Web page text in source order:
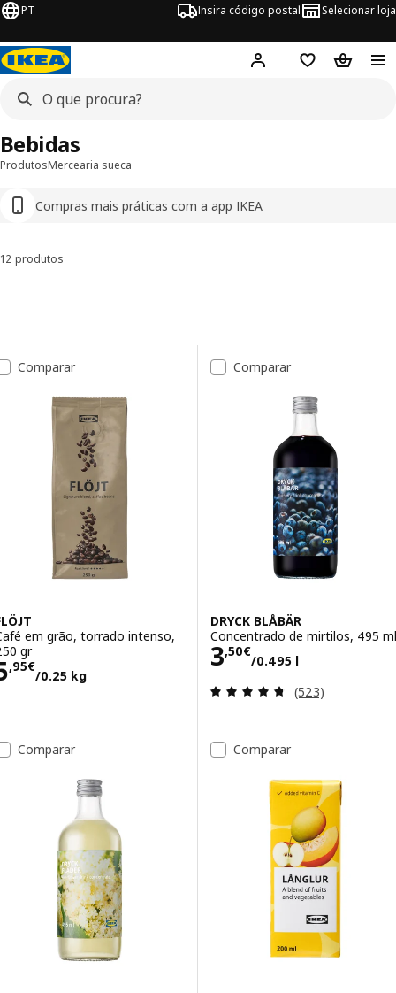
PT Insira código postal Selecionar loja
Hej! Inicie sessão
FavoritosCesto de
ProdutosMercearia sueca
Compras mais práticas com a app IKEA
Bebidas
Ordenar e Filtrar
12 produtos
Lista de resultados
Comparar
em grão, torrado intenso,
gr
,95€
/0.25 kg5,95€/0.25 kg
Comparar
DRYCK BLÅBÄR
Concentrado de mirtilos, 495 ml
3,50€
/0.495 l
Preço 3,50€/
Avaliação: 4.7
(523)
Comparar Comparar